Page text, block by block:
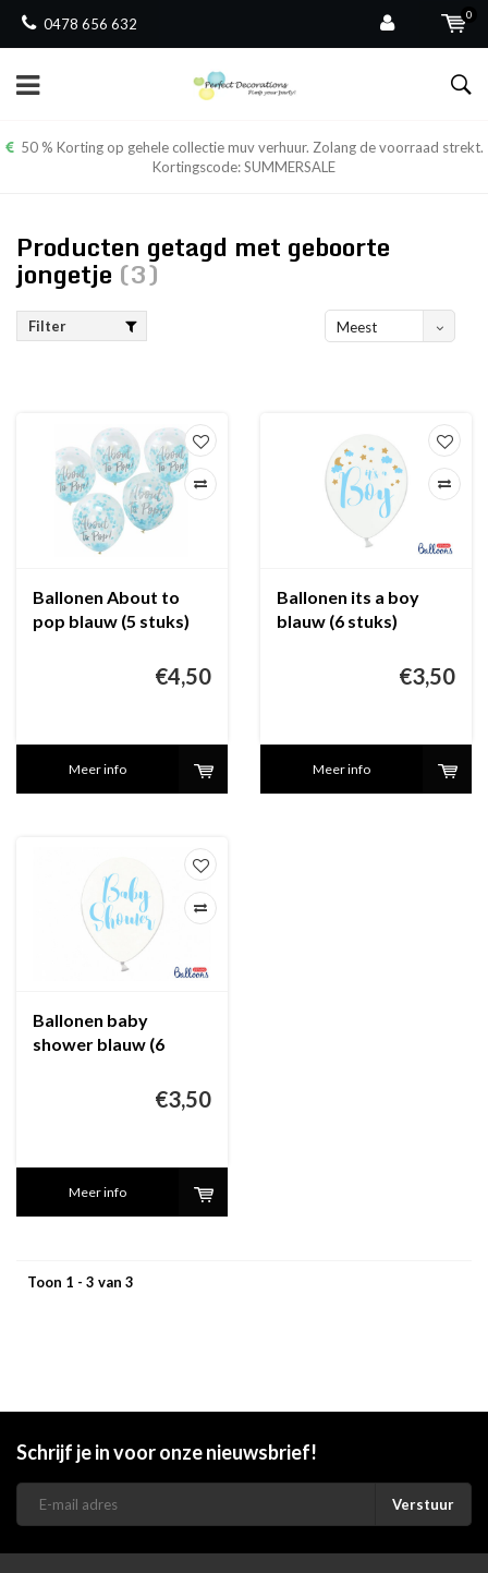
0478 656 632
0
50 % Korting op gehele collectie muv verhuur. Zolang de voorraad strekt.
Kortingscode: SUMMERSALE
Producten getagd met geboorte
jongetje (3)
Filter
Meest
Ballonen About to
pop blauw (5 stuks)
€4,50
Meer info
Ballonen its a boy
blauw (6 stuks)
€3,50
Meer info
Ballonen baby
shower blauw (6
€3,50
Meer info
Toon 1 - 3 van 3
Schrijf je in voor onze nieuwsbrief!
Verstuur